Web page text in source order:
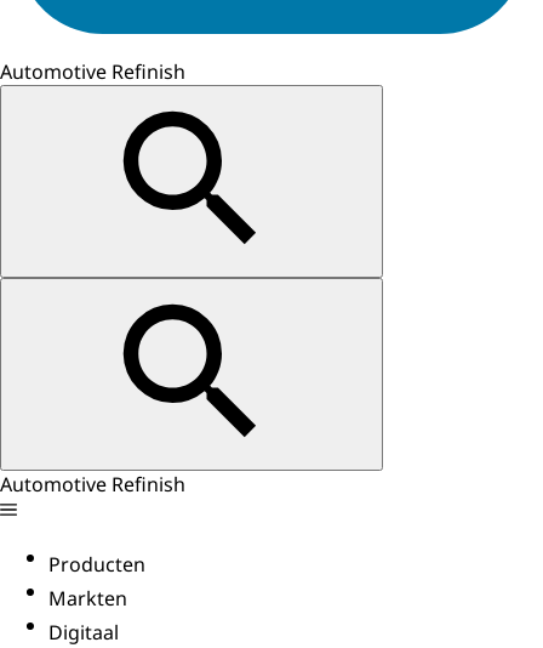
Automotive Refinish
Automotive Refinish
Producten
Markten
Digitaal